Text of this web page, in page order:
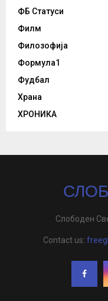
ФБ Статуси
Филм
Филозофија
Формула1
Фудбал
Храна
ХРОНИКА
Слободен
Contact us: